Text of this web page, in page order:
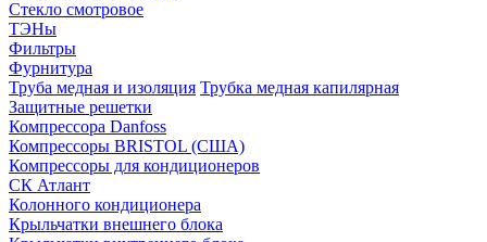
Стекло смотровое
ТЭНы
Фильтры
Фурнитура
Труба медная и изоляция Трубка медная капилярная
Защитные решетки
Компрессора Danfoss
Компрессоры BRISTOL (США)
Компрессоры для кондиционеров
СК Атлант
Колонного кондиционера
Крыльчатки внешнего блока